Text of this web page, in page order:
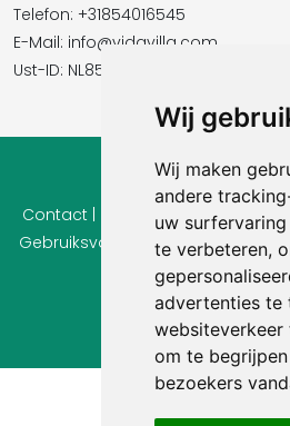
Wij
Wij maken
andere
uw
te verbeteren,
advertenties te
websiteverkeer
om te
bezoekers
Telefon: +31854016545
E-Mail:​​​​ info@vidavilla.com
Ust-ID: NL855781919B01
© 2026
Contact Privacy|Cookie
Gebruiksvoorwaarden|Imprint |